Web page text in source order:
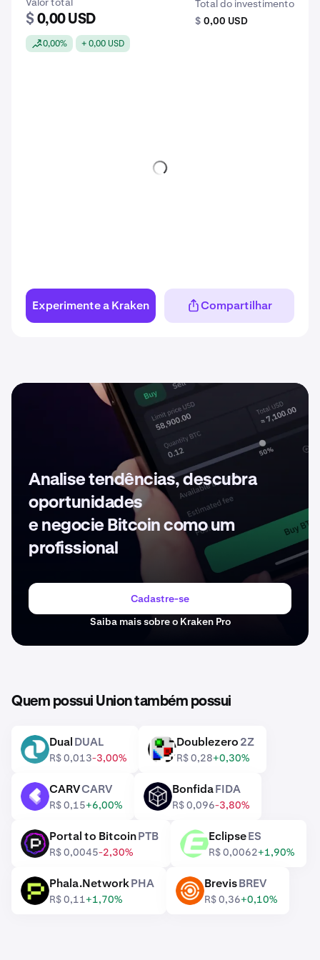
$ 0,00 USD
0,00% + 0,00 USD
Total do investimento
$ 0,00 USD
Experimente a Kraken Compartilhar
Analise tendências, descubra
oportunidades
e negocie Bitcoin como um
profissional
Cadastre-se
Saiba mais sobre o Kraken Pro
Quem possui Union também possui
DualDUAL
R$ 0,013-3,00%
2Z Doublezero2Z
R$ 0,28+0,30%
CARV CARVCARV
R$ 0,15+6,00%
FIDA BonfidaFIDA
R$ 0,096-3,80%
PTB Portal to BitcoinPTB
R$ 0,0045-2,30%
ES EclipseES
R$ 0,0062+1,90%
PHA Phala.NetworkPHA
R$ 0,11+1,70%
BREV BrevisBREV
R$ 0,36+0,10%